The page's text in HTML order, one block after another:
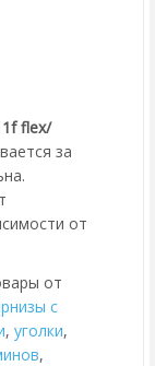
flex/
за
от
от
с
, уголки,
,